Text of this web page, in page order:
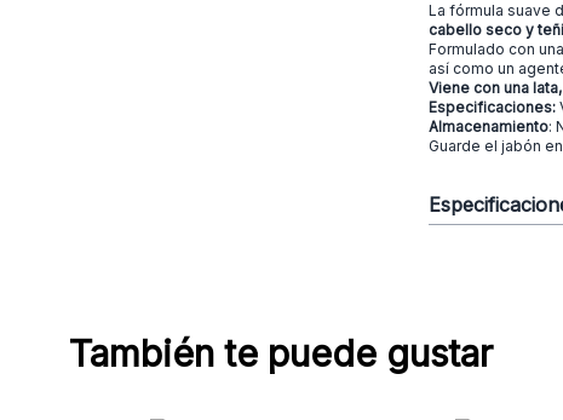
La fórmula suave
cabello seco y
Formulado con
así como un
Viene con una
Especificaciones:
Almacenamiento:
Guarde el jabón
También te puede gustar